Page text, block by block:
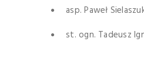
asp. Paweł
st. ogn. Tadeusz